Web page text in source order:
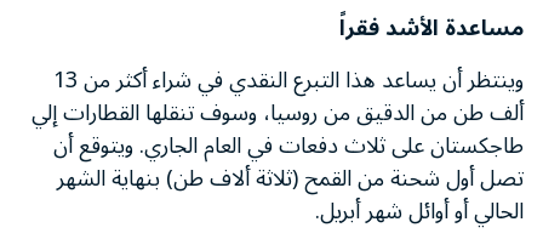
مساعدة الأشد فقراً
وينتظر أن يساعد هذا التبرع النقدي في شراء أكثر من 13
ألف طن من الدقيق من روسيا، وسوف تنقلها القطارات إلي
طاجكستان على ثلاث دفعات في العام الجاري. ويتوقع أن
تصل أول شحنة من القمح (ثلاثة ألاف طن) بنهاية الشهر
الحالي أو أوائل شهر أبريل.